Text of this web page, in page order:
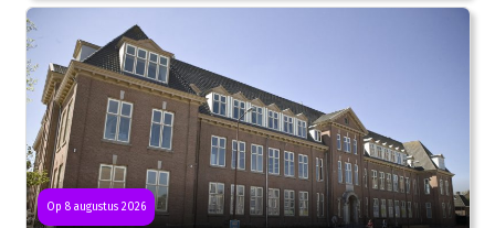
Op 8 augustus 2026